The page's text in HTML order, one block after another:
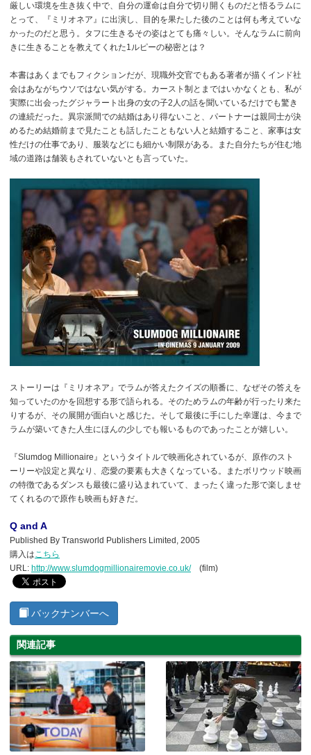
厳しい環境を生き抜く中で、自分の運命は自分で切り開くものだと悟るラムに
とって、『ミリオネア』に出演し、目的を果たした後のことは何も考えていな
かったのだと思う。タフに生きるその姿はとても痛々しい。そんなラムに前向
きに生きることを教えてくれた1ルピーの秘密とは？
本書はあくまでもフィクションだが、現職外交官でもある著者が描くインド社
会はあながちウソではない気がする。カースト制とまではいかなくとも、私が
実際に出会ったグジャラート出身の女の子2人の話を聞いているだけでも驚き
の連続だった。異宗派間での結婚はあり得ないこと、パートナーは親同士が決
めるため結婚前まで見たことも話したこともない人と結婚すること、家事は女
性だけの仕事であり、服装などにも細かい制限がある。また自分たちが住む地
域の道路は舗装もされていないとも言っていた。
ストーリーは『ミリオネア』でラムが答えたクイズの順番に、なぜその答えを
知っていたのかを回想する形で語られる。そのためラムの年齢が行ったり来た
りするが、その展開が面白いと感じた。そして最後に手にした幸運は、今まで
ラムが築いてきた人生にほんの少しでも報いるものであったことが嬉しい。
『Slumdog Millionaire』というタイトルで映画化されているが、原作のスト
ーリーや設定と異なり、恋愛の要素も大きくなっている。またボリウッド映画
の特徴であるダンスも最後に盛り込まれていて、まったく違った形で楽しませ
てくれるので原作も映画も好きだ。
Q and A
Published By Transworld Publishers Limited, 2005
購入はこちら
URL: http://www.slumdogmillionairemovie.co.uk/(film)
バックナンバーへ
関連記事